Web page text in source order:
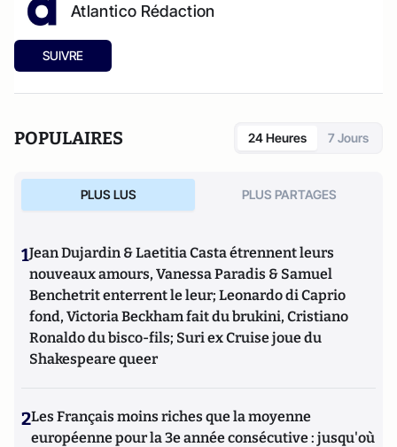
Atlantico Rédaction
SUIVRE
POPULAIRES 24 Heures 7 Jours
PLUS LUS PLUS PARTAGES
1Jean Dujardin & Laetitia Casta étrennent leurs
nouveaux amours, Vanessa Paradis & Samuel
Benchetrit enterrent le leur; Leonardo di Caprio
fond, Victoria Beckham fait du brukini, Cristiano
Ronaldo du bisco-fils; Suri ex Cruise joue du
Shakespeare queer
2Les Français moins riches que la moyenne
européenne pour la 3e année consécutive : jusqu'où